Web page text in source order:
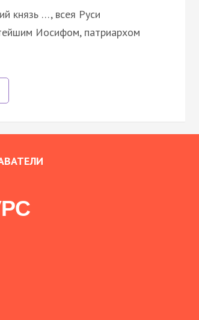
князь …, всея Руси
Иосифом, патриархом